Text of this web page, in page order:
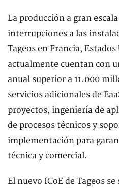
La producción a gran
interrupciones a las
Tageos en Francia,
actualmente cuentan con
anual superior a 11.000
servicios adicionales de
proyectos, ingeniería de
de procesos técnicos y
implementación para
técnica y comercial.
El nuevo ICoE de Tageos